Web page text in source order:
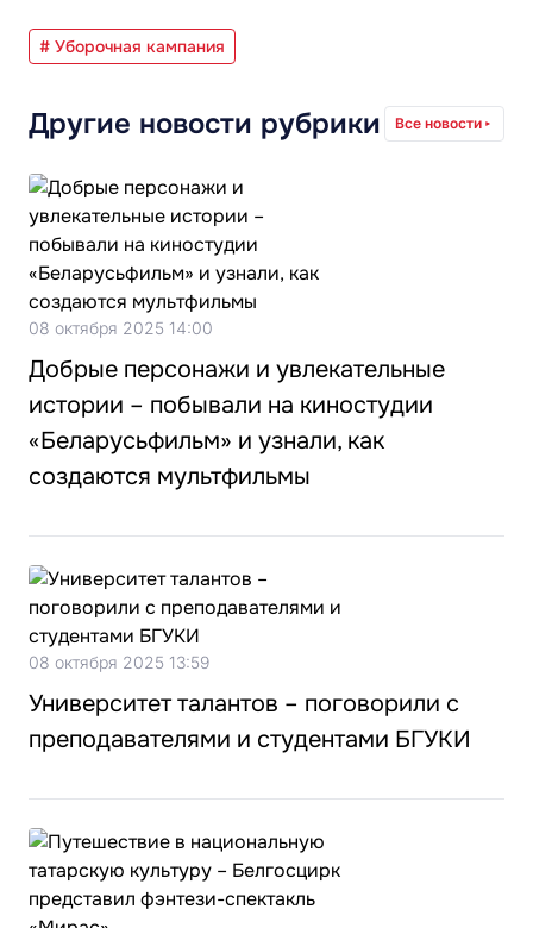
# Уборочная кампания
Другие новости рубрики Все новости
08 октября 2025 14:00
Добрые персонажи и увлекательные
истории – побывали на киностудии
«Беларусьфильм» и узнали, как
создаются мультфильмы
08 октября 2025 13:59
Университет талантов – поговорили с
преподавателями и студентами БГУКИ